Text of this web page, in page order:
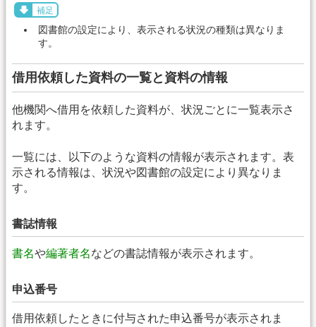
補足
図書館の設定により、表示される状況の種類は異なりま
す。
借用依頼した資料の一覧と資料の情報
他機関へ借用を依頼した資料が、状況ごとに一覧表示さ
れます。
一覧には、以下のような資料の情報が表示されます。表
示される情報は、状況や図書館の設定により異なりま
す。
書誌情報
書名や編著者名などの書誌情報が表示されます。
申込番号
借用依頼したときに付与された申込番号が表示されま